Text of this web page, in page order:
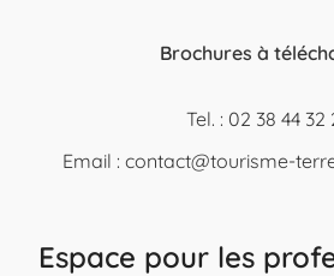
Brochures à
Tel. : 02 38 44 32
Email : contact@tourisme-
Espace pour les